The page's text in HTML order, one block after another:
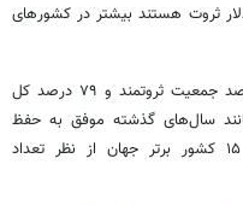
ثروت هستند بیشتر در کشورهای
به گفته این گزارش، ۱۵ کشور دارای ۷۵ درصد جمعیت ثروتمند و ۷۹ درصد کل
سال‌های گذشته موفق به حفظ
جایگاه خود شده است. بر همین اساس ۱۵ کشور برتر جهان از نظر تعداد